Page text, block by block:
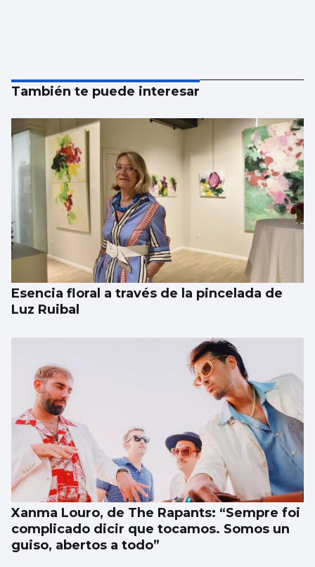
También te puede interesar
Esencia floral a través de la pincelada de
Luz Ruibal
Xanma Louro, de The Rapants: “Sempre foi
complicado dicir que tocamos. Somos un
guiso, abertos a todo”